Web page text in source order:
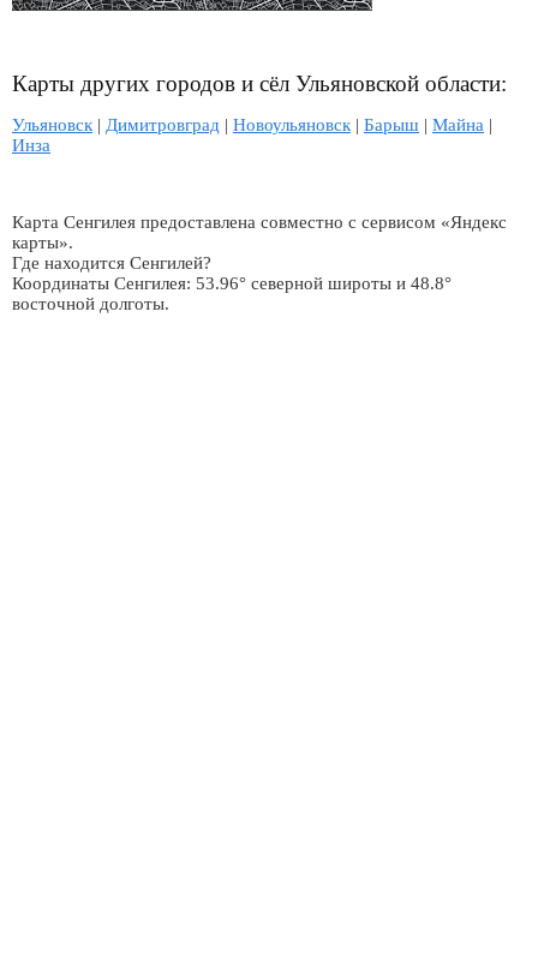
Карты других городов и сёл Ульяновской области:
Ульяновск| Димитровград | Новоульяновск| Барыш | Майна |
Инза
Карта Сенгилея предоставлена совместно с сервисом «Яндекс
карты».
Где находится Сенгилей?
Координаты Сенгилея: 53.96° северной широты и 48.8°
восточной долготы.